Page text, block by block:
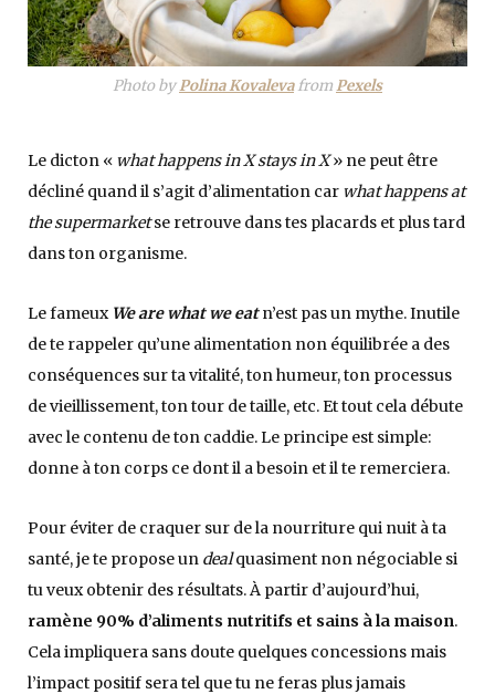
Photo byPolina KovalevafromPexels
Le dicton « what happens in X stays in X» ne peut être
décliné quand il s’agit d’alimentation car what happens at
the supermarketse retrouve dans tes placards et plus tard
dans ton organisme.
Le fameux We are what we eatn’est pas un mythe. Inutile
de te rappeler qu’une alimentation non équilibrée a des
conséquences sur ta vitalité, ton humeur, ton processus
de vieillissement, ton tour de taille, etc. Et tout cela débute
avec le contenu de ton caddie. Le principe est simple:
donne à ton corps ce dont il a besoin et il te remerciera.
Pour éviter de craquer sur de la nourriture qui nuit à ta
santé, je te propose un dealquasiment non négociable si
tu veux obtenir des résultats. À partir d’aujourd’hui,
ramène 90% d’aliments nutritifs et sains à la maison.
Cela impliquera sans doute quelques concessions mais
l’impact positif sera tel que tu ne feras plus jamais